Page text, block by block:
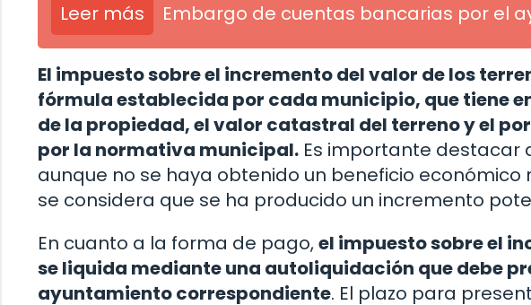
Leer más Embargo de cuentas bancarias por el
El impuesto sobre el incremento del valor de los
fórmula establecida por cada municipio, que tiene
de la propiedad, el valor catastral del terreno y el
por la normativa municipal. Es importante destacar
aunque no se haya obtenido un beneficio
se considera que se ha producido un incremento
En cuanto a la forma de pago,el impuesto sobre el
se liquida mediante una autoliquidación que debe
ayuntamiento correspondiente. El plazo para